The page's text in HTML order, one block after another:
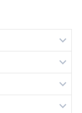
一覧
一覧
覧
の案件一覧